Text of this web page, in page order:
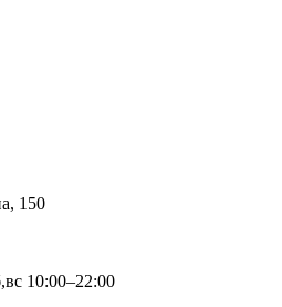
150
10:00–22:00